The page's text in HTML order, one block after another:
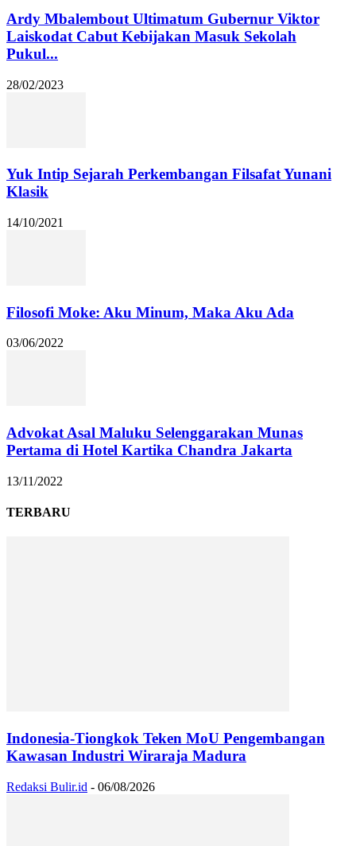
Ardy Mbalembout Ultimatum Gubernur Viktor
Laiskodat Cabut Kebijakan Masuk Sekolah
Pukul...
28/02/2023
Yuk Intip Sejarah Perkembangan Filsafat Yunani
Klasik
14/10/2021
Filosofi Moke: Aku Minum, Maka Aku Ada
03/06/2022
Advokat Asal Maluku Selenggarakan Munas
Pertama di Hotel Kartika Chandra Jakarta
13/11/2022
TERBARU
Indonesia-Tiongkok Teken MoU Pengembangan
Kawasan Industri Wiraraja Madura
Redaksi Bulir.id - 06/08/2026